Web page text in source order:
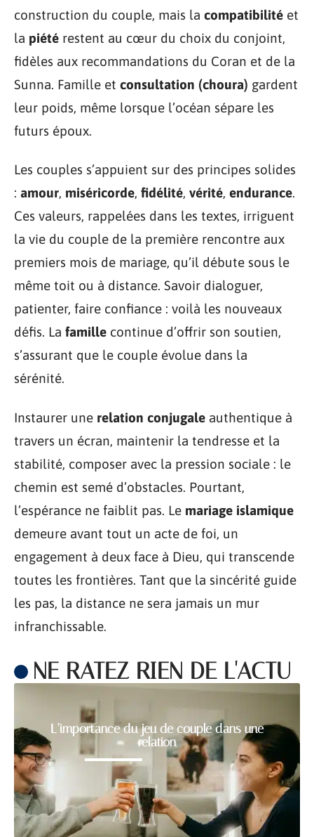
construction du couple, mais la compatibilité et
la piété restent au cœur du choix du conjoint,
fidèles aux recommandations du Coran et de la
Sunna. Famille et consultation (choura) gardent
leur poids, même lorsque l’océan sépare les
futurs époux.
Les couples s’appuient sur des principes solides
: amour, miséricorde, fidélité, vérité, endurance.
Ces valeurs, rappelées dans les textes, irriguent
la vie du couple de la première rencontre aux
premiers mois de mariage, qu’il débute sous le
même toit ou à distance. Savoir dialoguer,
patienter, faire confiance : voilà les nouveaux
défis. La famille continue d’offrir son soutien,
s’assurant que le couple évolue dans la
sérénité.
Instaurer une relation conjugale authentique à
travers un écran, maintenir la tendresse et la
stabilité, composer avec la pression sociale : le
chemin est semé d’obstacles. Pourtant,
l’espérance ne faiblit pas. Le mariage islamique
demeure avant tout un acte de foi, un
engagement à deux face à Dieu, qui transcende
toutes les frontières. Tant que la sincérité guide
les pas, la distance ne sera jamais un mur
infranchissable.
NE RATEZ RIEN DE L'ACTU
L’importance du jeu de couple dans une
relation